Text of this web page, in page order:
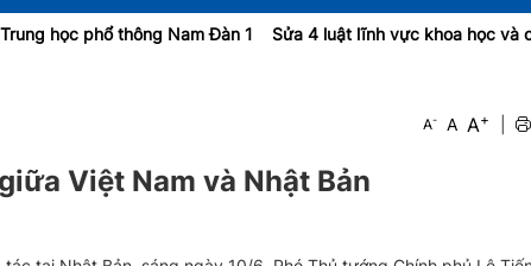
phổ thông Nam Đàn 1 Sửa 4 luật lĩnh vực khoa học và công
A- A A+
Việt Nam và Nhật Bản